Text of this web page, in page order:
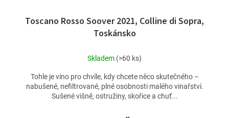
Toscano Rosso Soover 2021, Colline di Sopra,
Toskánsko
Skladem (>60 ks)
Tohle je víno pro chvíle, kdy chcete něco skutečného –
nabušené, nefiltrované, plné osobnosti malého vinařství.
Sušené višně, ostružiny, skořice a chuť...